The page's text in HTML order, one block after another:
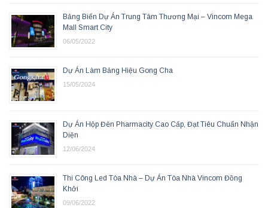
Bảng Biển Dự Án Trung Tâm Thương Mại – Vincom Mega
Mall Smart City
06/05/2022
Dự Án Làm Bảng Hiệu Gong Cha
15/05/2024
Dự Án Hộp Đèn Pharmacity Cao Cấp, Đạt Tiêu Chuẩn Nhận
Diện
12/06/2024
Thi Công Led Tòa Nhà – Dự Án Tòa Nhà Vincom Đồng
Khởi
09/06/2022